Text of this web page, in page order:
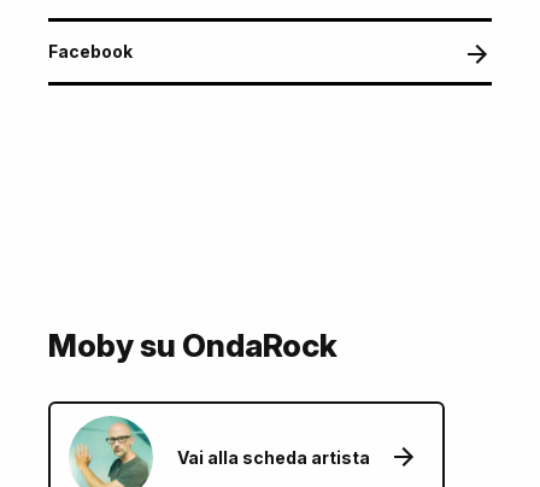
Facebook
Moby su OndaRock
Vai alla scheda artista